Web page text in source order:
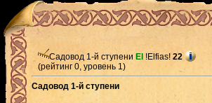
Садовод 1-й ступени El !Elfias! 22
(рейтинг 0, уровень 1)
Садовод 1-й ступени